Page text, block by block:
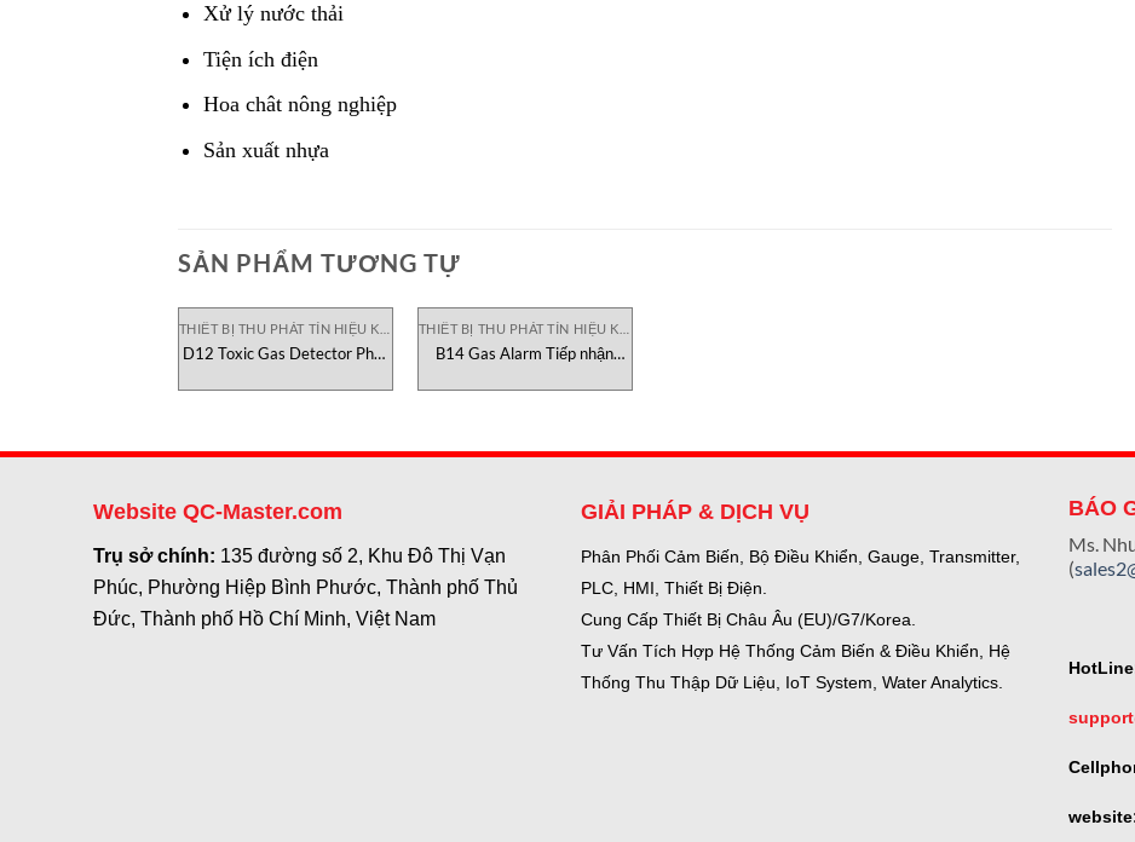
Xử lý nước thải
Tiện ích điện
Hoa chât nông nghiệp
Sản xuất nhựa
SẢN PHẨM TƯƠNG TỰ
D12 Toxic Gas Detector Phát
Việt Nam
B14 Gas Alarm Tiếp nhận
Website QC-Master.com
Trụ sở chính: 135 đường số 2, Khu Đô Thị Vạn
Phúc, Phường Hiệp Bình Phước, Thành phố Thủ
Đức, Thành phố Hồ Chí Minh, Việt Nam
GIẢI PHÁP & DỊCH VỤ
Phân Phối Cảm Biến, Bộ Điều Khiển, Gauge, Transmitter,
PLC, HMI, Thiết Bị Điện.
Cung Cấp Thiết Bị Châu Âu (EU)/G7/Korea.
Tư Vấn Tích Hợp Hệ Thống Cảm Biến & Điều Khiển, Hệ
Thống Thu Thập Dữ Liệu, IoT System, Water Analytics.
BÁO
Ms.
(